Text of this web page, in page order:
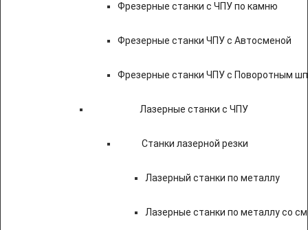
Фрезерные станки с ЧПУ по камню
Фрезерные станки ЧПУ с Автосменой
Фрезерные станки ЧПУ с Поворотным
Лазерные станки с ЧПУ
Станки лазерной резки
Лазерный станки по металлу
Лазерные станки по металлу со